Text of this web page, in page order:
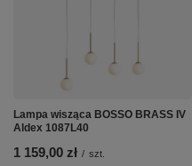
Lampa wisząca BOSSO BRASS IV
Aldex 1087L40
1 159,00 zł / szt.